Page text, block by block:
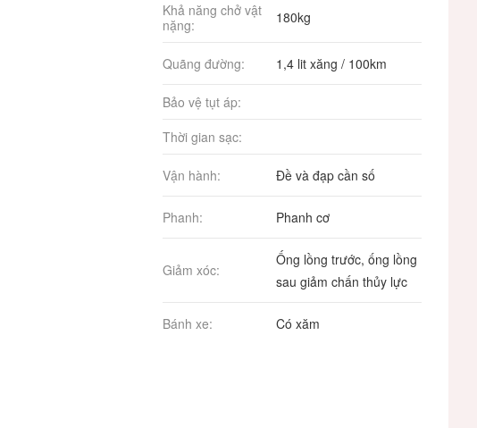
Khả năng chở vật
nặng:
180kg
Quãng đường: 1,4 lit xăng / 100km
Bảo vệ tụt áp:
Thời gian sạc:
Vận hành: Đề và đạp cần số
Phanh: Phanh cơ
Giảm xóc:
Ống lồng trước, ống lồng
sau giảm chấn thủy lực
Bánh xe: Có xăm